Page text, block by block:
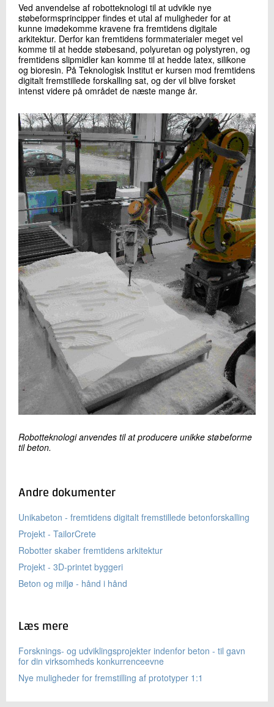
Ved anvendelse af robotteknologi til at udvikle nye
støbeformsprincipper findes et utal af muligheder for at
kunne imødekomme kravene fra fremtidens digitale
arkitektur. Derfor kan fremtidens formmaterialer meget vel
komme til at hedde støbesand, polyuretan og polystyren, og
fremtidens slipmidler kan komme til at hedde latex, silikone
og bioresin. På Teknologisk Institut er kursen mod fremtidens
digitalt fremstillede forskalling sat, og der vil blive forsket
intenst videre på området de næste mange år.
Robotteknologi anvendes til at producere unikke støbeforme
til beton.
Andre dokumenter
Unikabeton - fremtidens digitalt fremstillede betonforskalling
Projekt - TailorCrete
Robotter skaber fremtidens arkitektur
Projekt - 3D-printet byggeri
Beton og miljø - hånd i hånd
Læs mere
Forsknings- og udviklingsprojekter indenfor beton - til gavn
for din virksomheds konkurrenceevne
Nye muligheder for fremstilling af prototyper 1:1